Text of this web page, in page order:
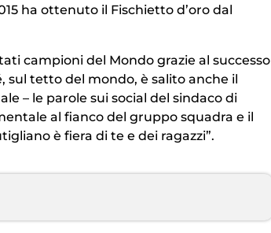
ha ottenuto il Fischietto d’oro dal
campioni del Mondo grazie al successo
sul tetto del mondo, è salito anche il
– le parole sui social del sindaco di
al fianco del gruppo squadra e il
è fiera di te e dei ragazzi”.